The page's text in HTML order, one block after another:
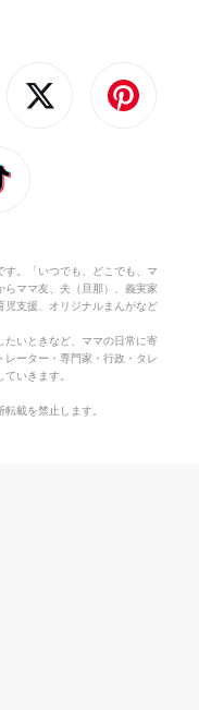
す。「いつでも、どこでも、マ
らママ友、夫（旦那）、義実家
児支援、オリジナルまんがなど
たいときなど、ママの日常に寄
レーター・専門家・行政・タレ
いきます。
載を禁止します。